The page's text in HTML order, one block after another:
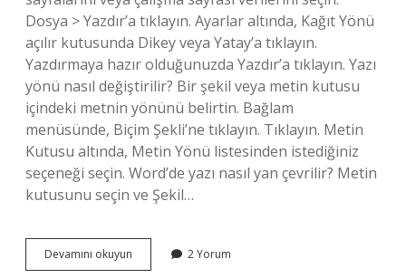
Dosya > Yazdır’a tıklayın. Ayarlar altında, Kağıt Yönü
açılır kutusunda Dikey veya Yatay’a tıklayın.
Yazdırmaya hazır olduğunuzda Yazdır’a tıklayın. Yazı
yönü nasıl değiştirilir? Bir şekil veya metin kutusu
içindeki metnin yönünü belirtin. Bağlam
menüsünde, Biçim Şekli’ne tıklayın. Tıklayın. Metin
Kutusu altında, Metin Yönü listesinden istediğiniz
seçeneği seçin. Word’de yazı nasıl yan çevrilir? Metin
kutusunu seçin ve Şekil…
Devamını okuyun
Yazı
2 Yorum